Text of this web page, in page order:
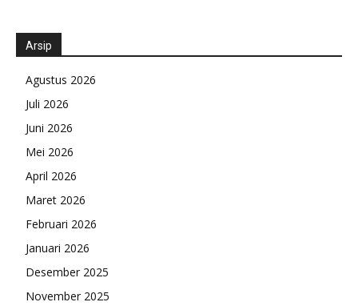
Arsip
Agustus 2026
Juli 2026
Juni 2026
Mei 2026
April 2026
Maret 2026
Februari 2026
Januari 2026
Desember 2025
November 2025